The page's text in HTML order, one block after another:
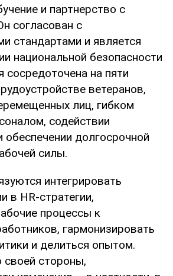
и партнерство с
согласован с
стандартами и является
национальной безопасности
сосредоточена на пяти
ветеранов,
лиц, гибком
содействии
долгосрочной
силы.
интегрировать
в HR-стратегии,
процессы к
гармонизировать
и делиться опытом.
своей стороны,